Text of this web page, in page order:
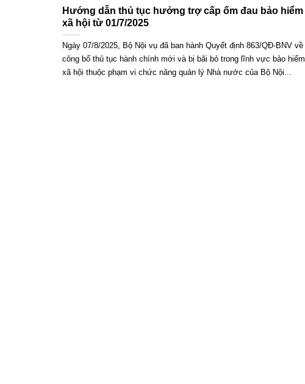
Hướng dẫn thủ tục hưởng trợ cấp ốm đau bảo hiểm
xã hội từ 01/7/2025
Ngày 07/8/2025, Bộ Nội vụ đã ban hành Quyết định 863/QĐ-BNV về
công bố thủ tục hành chính mới và bị bãi bỏ trong lĩnh vực bảo hiểm
xã hội thuộc phạm vi chức năng quản lý Nhà nước của Bộ Nội...